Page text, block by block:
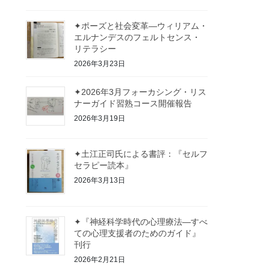
✦ポーズと社会変革—ウィリアム・
エルナンデスのフェルトセンス・
リテラシー
2026年3月23日
✦2026年3月フォーカシング・リス
ナーガイド習熟コース開催報告
2026年3月19日
✦土江正司氏による書評：『セルフ
セラピー読本』
2026年3月13日
✦『神経科学時代の心理療法—すべ
ての心理支援者のためのガイド』
刊行
2026年2月21日